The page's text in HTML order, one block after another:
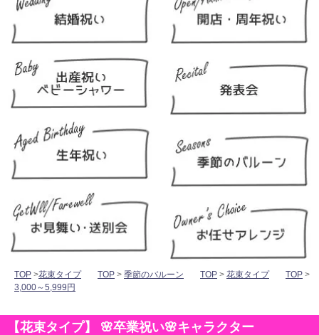
TOP >花束タイプ TOP > 季節のバルーン TOP > 花束タイプ TOP >
3,000～5,999円
【花束タイプ】 🌸卒業祝い🌸キャラクター